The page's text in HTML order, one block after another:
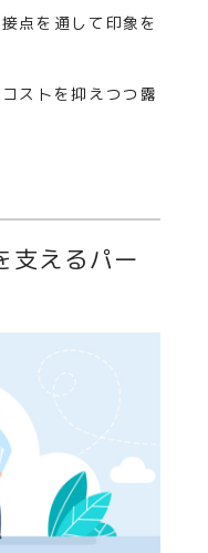
点を通して印象を
ストを抑えつつ露
支えるパー